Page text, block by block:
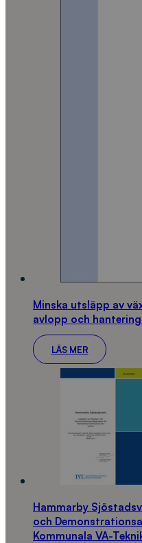
Minska utsläpp av
avlopp och
LÄS MER
Hammarby
och
Kommunala VA-